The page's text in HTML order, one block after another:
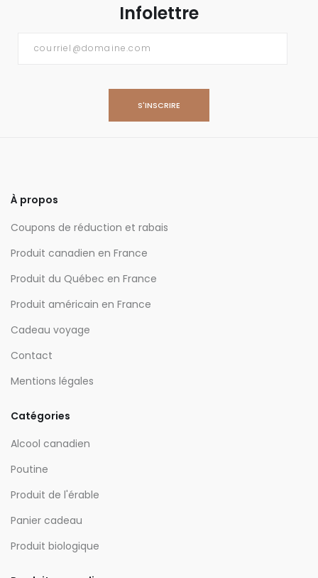
Infolettre
À propos
Coupons de réduction et rabais
Produit canadien en France
Produit du Québec en France
Produit américain en France
Cadeau voyage
Contact
Mentions légales
Catégories
Alcool canadien
Poutine
Produit de l'érable
Panier cadeau
Produit biologique